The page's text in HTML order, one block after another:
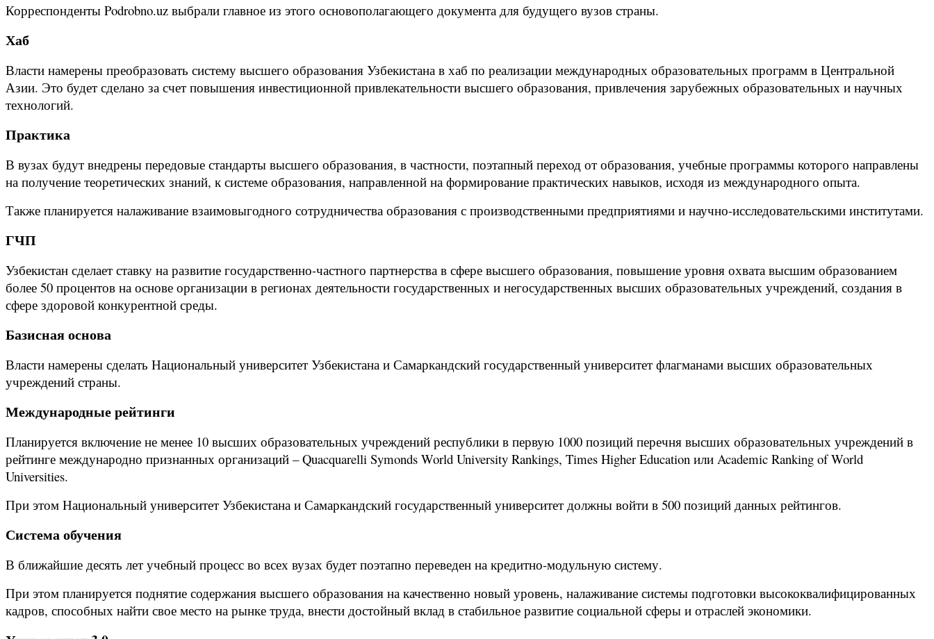
Корреспонденты Podrobno.uz выбрали главное из этого основополагающего документа для будущего вузов страны.
Хаб
Власти намерены преобразовать систему высшего образования Узбекистана в хаб по реализации международных образовательных программ в Центральной
Азии. Это будет сделано за счет повышения инвестиционной привлекательности высшего образования, привлечения зарубежных образовательных и научных
технологий.
Практика
В вузах будут внедрены передовые стандарты высшего образования, в частности, поэтапный переход от образования, учебные программы которого направлены
на получение теоретических знаний, к системе образования, направленной на формирование практических навыков, исходя из международного опыта.
Также планируется налаживание взаимовыгодного сотрудничества образования с производственными предприятиями и научно-исследовательскими институтами.
ГЧП
Узбекистан сделает ставку на развитие государственно-частного партнерства в сфере высшего образования, повышение уровня охвата высшим образованием
более 50 процентов на основе организации в регионах деятельности государственных и негосударственных высших образовательных учреждений, создания в
сфере здоровой конкурентной среды.
Базисная основа
Власти намерены сделать Национальный университет Узбекистана и Самаркандский государственный университет флагманами высших образовательных
учреждений страны.
Международные рейтинги
Планируется включение не менее 10 высших образовательных учреждений республики в первую 1000 позиций перечня высших образовательных учреждений в
рейтинге международно признанных организаций – Quacquarelli Symonds World University Rankings, Times Higher Education или Academic Ranking of World
Universities.
При этом Национальный университет Узбекистана и Самаркандский государственный университет должны войти в 500 позиций данных рейтингов.
Система обучения
В ближайшие десять лет учебный процесс во всех вузах будет поэтапно переведен на кредитно-модульную систему.
При этом планируется поднятие содержания высшего образования на качественно новый уровень, налаживание системы подготовки высококвалифицированных
кадров, способных найти свое место на рынке труда, внести достойный вклад в стабильное развитие социальной сферы и отраслей экономики.